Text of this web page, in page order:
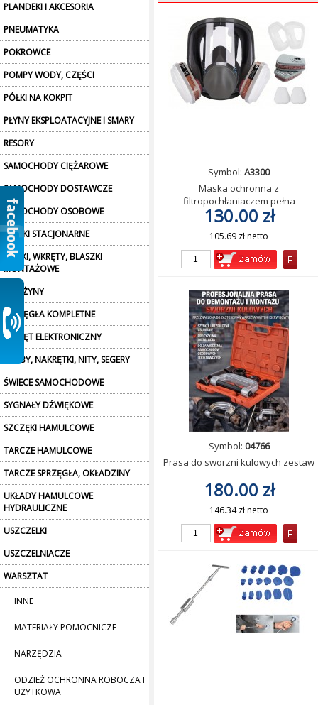
PLANDEKI I AKCESORIA
PNEUMATYKA
POKROWCE
POMPY WODY, CZĘŚCI
PÓŁKI NA KOKPIT
PŁYNY EKSPLOATACYJNE I SMARY
RESORY
SAMOCHODY CIĘŻAROWE
SAMOCHODY DOSTAWCZE
SAMOCHODY OSOBOWE
SILNIKI STACJONARNE
SPINKI, WKRĘTY, BLASZKI
MONTAŻOWE
SPRĘŻYNY
SPRZĘGŁA KOMPLETNE
SPRZĘT ELEKTRONICZNY
ŚRUBY, NAKRĘTKI, NITY, SEGERY
ŚWIECE SAMOCHODOWE
SYGNAŁY DŹWIĘKOWE
SZCZĘKI HAMULCOWE
TARCZE HAMULCOWE
TARCZE SPRZĘGŁA, OKŁADZINY
UKŁADY HAMULCOWE
HYDRAULICZNE
USZCZELKI
USZCZELNIACZE
WARSZTAT
INNE
MATERIAŁY POMOCNICZE
NARZĘDZIA
ODZIEŻ OCHRONNA ROBOCZA I
UŻYTKOWA
Symbol:A3300
Maska ochronna z
filtropochłaniaczem pełna
130.00 zł
105.69 zł netto
Symbol: 04766
Prasa do sworzni kulowych zestaw
180.00 zł
146.34 zł netto